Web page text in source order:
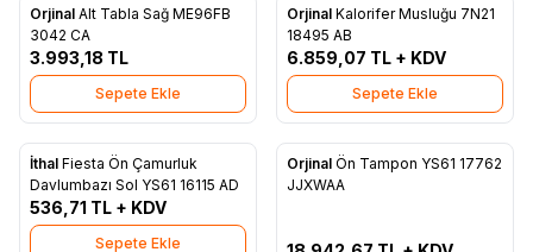
Favorilere Ekle
Orjinal Alt Tabla Sağ ME96FB
3042 CA
3.993,18 TL
Sepete Ekle
Favorilere Ekle
Orjinal Kalorifer Musluğu 7N21
18495 AB
6.859,07 TL + KDV
Sepete Ekle
Favorilere Ekle
İthal Fiesta Ön Çamurluk
Davlumbazı Sol YS61 16115 AD
536,71 TL + KDV
Sepete Ekle
Favorilere Ekle
Tükendi
Orjinal Ön Tampon YS61 17762
JJXWAA